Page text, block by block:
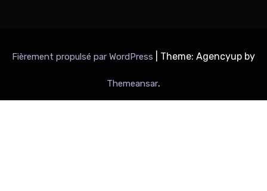
Fièrement propulsé par WordPress Theme: Agencyup by
Themeansar.